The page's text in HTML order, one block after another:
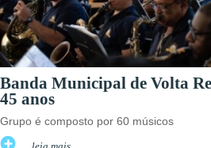
Banda Municipal de Volta
45 anos
Grupo é composto por 60 músicos